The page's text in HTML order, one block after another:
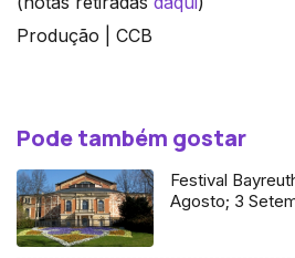
Produção | CCB
Pode também gostar
Festival
Agosto; 3